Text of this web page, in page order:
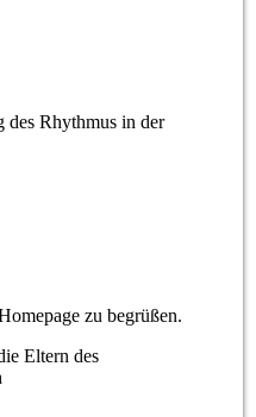
Rhythmus in der
zu begrüßen.
Eltern des